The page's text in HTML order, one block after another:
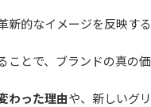
的なイメージを反映する
とで、ブランドの真の
わった理由や、新しいグ